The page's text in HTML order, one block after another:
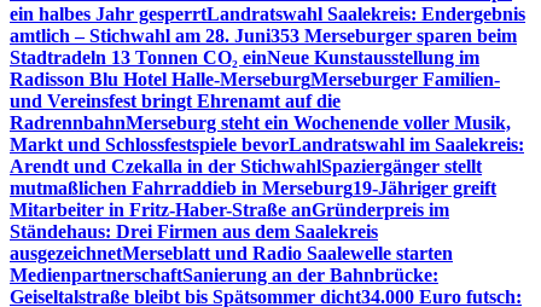
ein halbes Jahr gesperrtLandratswahl Saalekreis: Endergebnis
amtlich – Stichwahl am 28. Juni353 Merseburger sparen beim
Stadtradeln 13 Tonnen CO₂ einNeue Kunstausstellung im
Radisson Blu Hotel Halle-MerseburgMerseburger Familien-
und Vereinsfest bringt Ehrenamt auf die
RadrennbahnMerseburg steht ein Wochenende voller Musik,
Markt und Schlossfestspiele bevorLandratswahl im Saalekreis:
Arendt und Czekalla in der StichwahlSpaziergänger stellt
mutmaßlichen Fahrraddieb in Merseburg19-Jähriger greift
Mitarbeiter in Fritz-Haber-Straße anGründerpreis im
Ständehaus: Drei Firmen aus dem Saalekreis
ausgezeichnetMerseblatt und Radio Saalewelle starten
MedienpartnerschaftSanierung an der Bahnbrücke:
Geiseltalstraße bleibt bis Spätsommer dicht34.000 Euro futsch: